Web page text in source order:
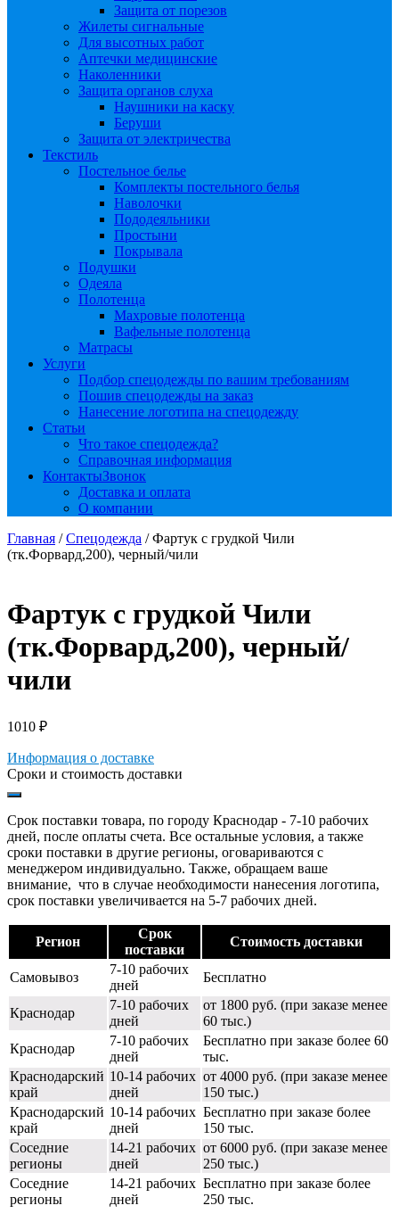
Защита от порезов
Жилеты сигнальные
Для высотных работ
Аптечки медицинские
Наколенники
Защита органов слуха
Наушники на каску
Беруши
Защита от электричества
Текстиль
Постельное белье
Комплекты постельного белья
Наволочки
Пододеяльники
Простыни
Покрывала
Подушки
Одеяла
Полотенца
Махровые полотенца
Вафельные полотенца
Матрасы
Услуги
Подбор спецодежды по вашим требованиям
Пошив спецодежды на заказ
Нанесение логотипа на спецодежду
Статьи
Что такое спецодежда?
Справочная информация
КонтактыЗвонок
Доставка и оплата
О компании
Главная /Спецодежда / Фартук с грудкой Чили
(тк.Форвард,200), черный/чили
Фартук с грудкой Чили
(тк.Форвард,200), черный/
чили
1010 ₽
Информация о доставке
Сроки и стоимость доставки
Срок поставки товара, по городу Краснодар - 7-10 рабочих
дней, после оплаты счета. Все остальные условия, а также
сроки поставки в другие регионы, оговариваются с
менеджером индивидуально. Также, обращаем ваше
внимание, что в случае необходимости нанесения логотипа,
срок поставки увеличивается на 5-7 рабочих дней.
Регион
Срок
поставки
Стоимость доставки
Самовывоз
7-10 рабочих
дней
Бесплатно
Краснодар
7-10 рабочих
дней
от 1800 руб. (при заказе менее
60 тыс.)
Краснодар
7-10 рабочих
дней
Бесплатно при заказе более 60
тыс.
Краснодарский
край
10-14 рабочих
дней
от 4000 руб. (при заказе менее
150 тыс.)
Краснодарский
край
10-14 рабочих
дней
Бесплатно при заказе более
150 тыс.
Соседние
регионы
14-21 рабочих
дней
от 6000 руб. (при заказе менее
250 тыс.)
Соседние
регионы
14-21 рабочих
дней
Бесплатно при заказе более
250 тыс.